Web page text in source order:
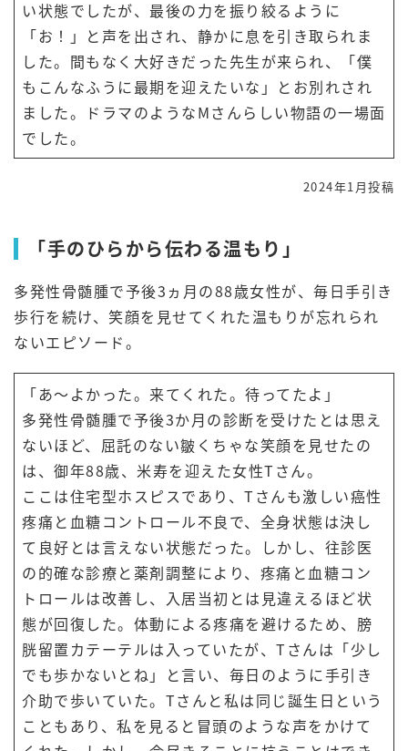
い状態でしたが、最後の力を振り絞るように
「お！」と声を出され、静かに息を引き取られま
した。間もなく大好きだった先生が来られ、「僕
もこんなふうに最期を迎えたいな」とお別れされ
ました。ドラマのようなMさんらしい物語の一場面
でした。
2024年1月投稿
「手のひらから伝わる温もり」
多発性骨髄腫で予後3ヵ月の88歳女性が、毎日手引き
歩行を続け、笑顔を見せてくれた温もりが忘れられ
ないエピソード。
「あ～よかった。来てくれた。待ってたよ」
多発性骨髄腫で予後3か月の診断を受けたとは思え
ないほど、屈託のない皺くちゃな笑顔を見せたの
は、御年88歳、米寿を迎えた女性Tさん。
ここは住宅型ホスピスであり、Tさんも激しい癌性
疼痛と血糖コントロール不良で、全身状態は決し
て良好とは言えない状態だった。しかし、往診医
の的確な診療と薬剤調整により、疼痛と血糖コン
トロールは改善し、入居当初とは見違えるほど状
態が回復した。体動による疼痛を避けるため、膀
胱留置カテーテルは入っていたが、Tさんは「少し
でも歩かないとね」と言い、毎日のように手引き
介助で歩いていた。Tさんと私は同じ誕生日という
こともあり、私を見ると冒頭のような声をかけて